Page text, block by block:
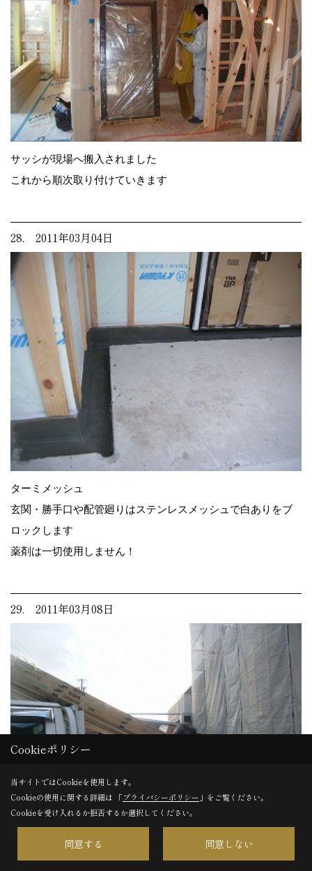
サッシが現場へ搬入されました
これから順次取り付けていきます
28. 2011年03月04日
ターミメッシュ
玄関・勝手口や配管廻りはステンレスメッシュで白ありをブ
ロックします
薬剤は一切使用しません！
29. 2011年03月08日
建材搬入
Cookieポリシー
当サイトではCookieを使用します。
Cookieの使用に関する詳細は 「プライバシーポリシー 」をご覧ください。
Cookieを受け入れるか拒否するか選択してください。
同意する 同意しない